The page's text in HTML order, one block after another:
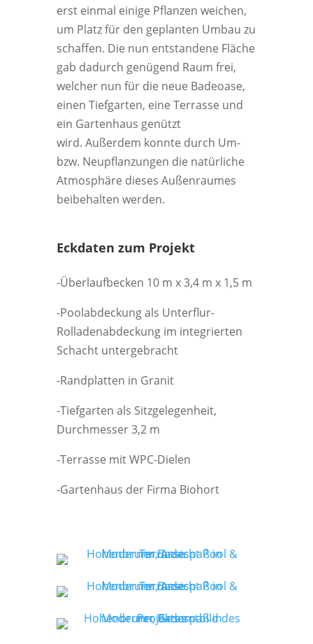
erst einmal einige Pflanzen weichen,
um Platz für den geplanten Umbau zu
schaffen. Die nun entstandene Fläche
gab dadurch genügend Raum frei,
welcher nun für die neue Badeoase,
einen Tiefgarten, eine Terrasse und
ein Gartenhaus genützt
wird. Außerdem konnte durch Um-
bzw. Neupflanzungen die natürliche
Atmosphäre dieses Außenraumes
beibehalten werden.
Eckdaten zum Projekt
-Überlaufbecken 10 m x 3,4 m x 1,5 m
-Poolabdeckung als Unterflur-
Rolladenabdeckung im integrierten
Schacht untergebracht
-Randplatten in Granit
-Tiefgarten als Sitzgelegenheit,
Durchmesser 3,2 m
-Terrasse mit WPC-Dielen
-Gartenhaus der Firma Biohort